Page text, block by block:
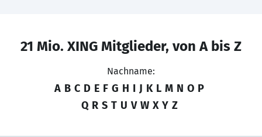
21 Mio. XING Mitglieder, von A bis Z
Nachname:
A B C D E F G H I J K L M N O P
Q R S T U V W X Y Z